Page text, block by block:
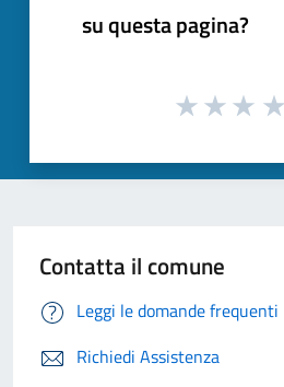
su questa pagina?
Contatta il comune
Leggi le domande frequenti
Richiedi Assistenza